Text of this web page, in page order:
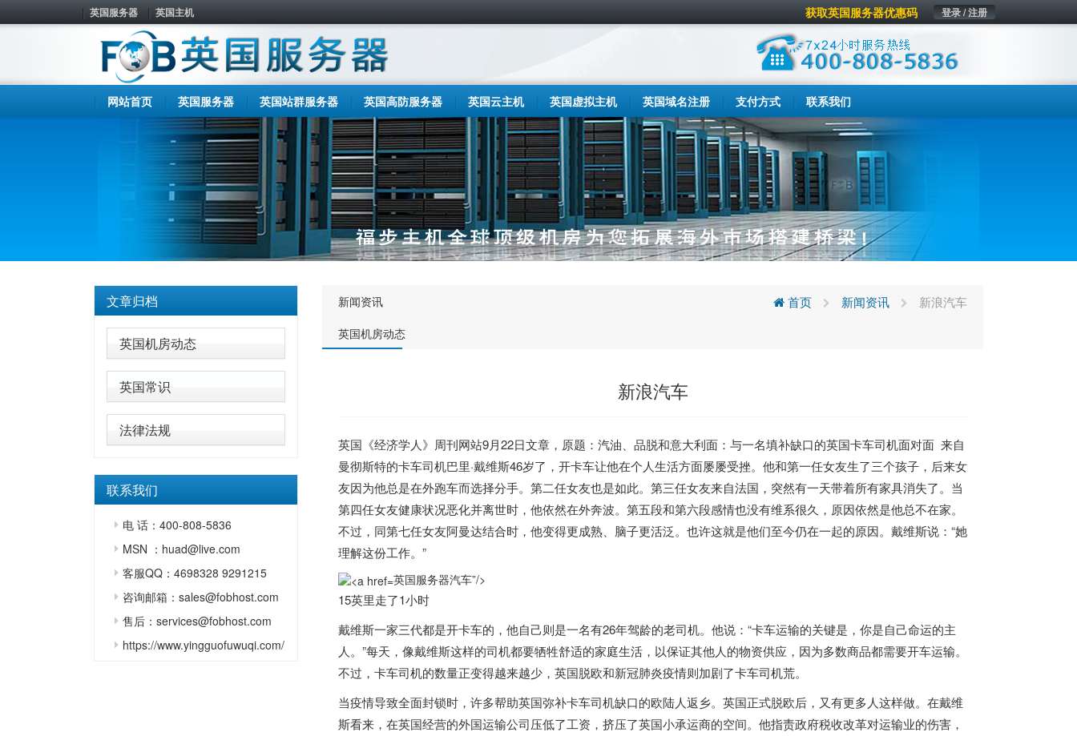
英国服务器 英国主机 登录 / 注册
获取英国服务器优惠码
网站首页 英国服务器 英国站群服务器 英国高防服务器 英国云主机 英国虚拟主机 英国域名注册 支付方式 联系我们
文章归档
英国机房动态
英国常识
法律法规
联系我们
电 话：400-808-5836
MSN ：huad@live.com
客服QQ：4698328 9291215
咨询邮箱：sales@fobhost.com
售后：services@fobhost.com
https://www.yingguofuwuqi.com/
新闻资讯
英国机房动态
首页 新闻资讯 新浪汽车
新浪汽车
英国 《经济学人》周刊网站9月22日文章，原题：汽油、品脱和意大利面：与一名填补缺口的英国卡车司机面对面 来自
曼彻斯特的卡车司机巴里·戴维斯46岁了，开卡车让他在个人生活方面屡屡受挫。他和第一任女友生了三个孩子，后来女
友因为他总是在外跑车而选择分手。第二任女友也是如此。第三任女友来自法国，突然有一天带着所有家具消失了。当
第四任女友健康状况恶化并离世时，他依然在外奔波。第五段和第六段感情也没有维系很久，原因依然是他总不在家。
不过，同第七任女友阿曼达结合时，他变得更成熟、脑子更活泛。也许这就是他们至今仍在一起的原因。戴维斯说：“她
理解这份工作。”
英国服务器汽车”/>
15英里走了1小时
戴维斯一家三代都是开卡车的，他自己则是一名有26年驾龄的老司机。他说：“卡车运输的关键是，你是自己命运的主
人。”每天，像戴维斯这样的司机都要牺牲舒适的家庭生活，以保证其他人的物资供应，因为多数商品都需要开车运输。
不过，卡车司机的数量正变得越来越少， 英国脱欧和新冠肺炎疫情则加剧了卡车司机荒。
当疫情导致全面封锁时，许多帮助英国弥补卡车司机缺口的欧陆人返乡。 英国正式脱欧后，又有更多人这样做。在戴维
斯看来，在英国经营的外国运输公司压低了工资，挤压了英国小承运商的空间。他指责政府税收改革对运输业的伤害，